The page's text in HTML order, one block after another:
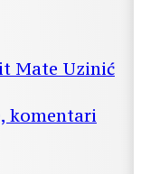
Mate Uzinić
komentari